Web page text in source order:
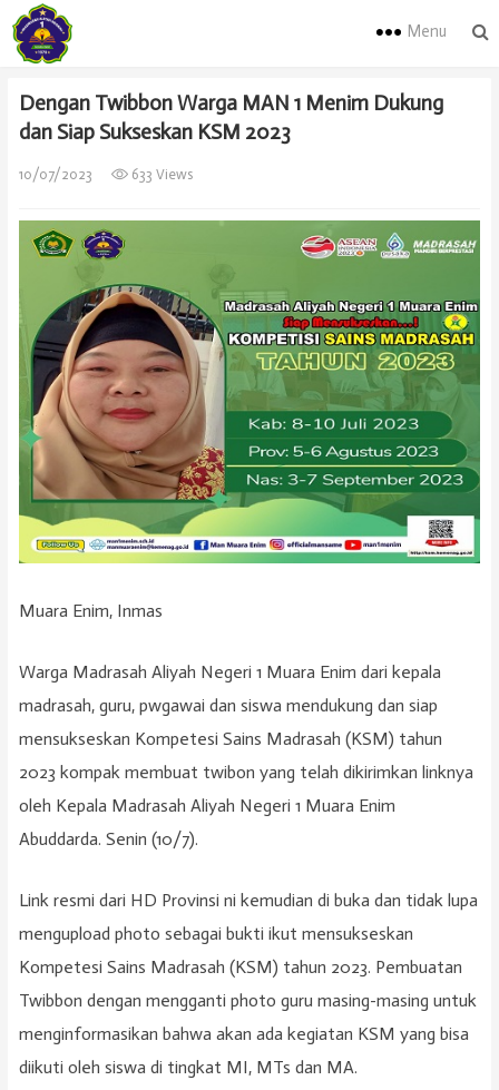
Menu
Dengan Twibbon Warga MAN 1 Menim Dukung
dan Siap Sukseskan KSM 2023
10/07/2023 633 Views
Muara Enim, Inmas
Warga Madrasah Aliyah Negeri 1 Muara Enim dari kepala
madrasah, guru, pwgawai dan siswa mendukung dan siap
mensukseskan Kompetesi Sains Madrasah (KSM) tahun
2023 kompak membuat twibon yang telah dikirimkan linknya
oleh Kepala Madrasah Aliyah Negeri 1 Muara Enim
Abuddarda. Senin (10/7).
Link resmi dari HD Provinsi ni kemudian di buka dan tidak lupa
mengupload photo sebagai bukti ikut mensukseskan
Kompetesi Sains Madrasah (KSM) tahun 2023. Pembuatan
Twibbon dengan mengganti photo guru masing-masing untuk
menginformasikan bahwa akan ada kegiatan KSM yang bisa
diikuti oleh siswa di tingkat MI, MTs dan MA.